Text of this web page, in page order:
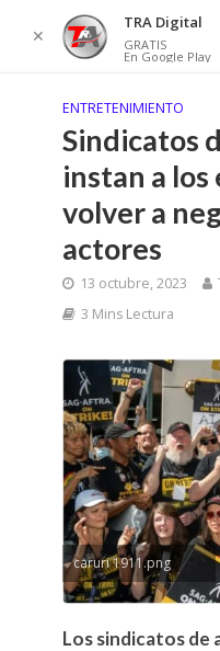
ENTRETENIMIENTO
Sindicatos
instan a los
volver a
actores
13 octubre, 2023
3 Mins Lectura
caruri 1911.png
Los sindicatos de
✕
TRA Digital
GRATIS
En Google Play